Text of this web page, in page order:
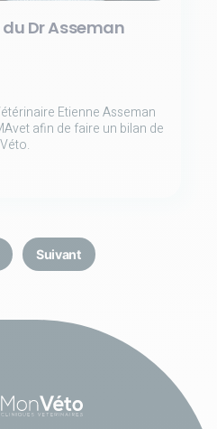
Dr Asseman
Etienne Asseman
afin de faire un bilan de
Suivant